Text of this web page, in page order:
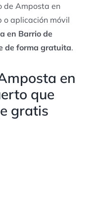
de Amposta en
aplicación móvil
en Barrio de
de forma gratuita.
en
que
gratis